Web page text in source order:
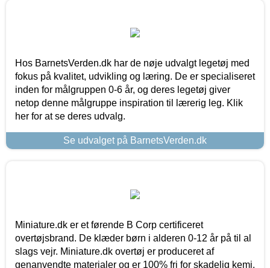
Hos BarnetsVerden.dk har de nøje udvalgt legetøj med
fokus på kvalitet, udvikling og læring. De er specialiseret
inden for målgruppen 0-6 år, og deres legetøj giver
netop denne målgruppe inspiration til lærerig leg. Klik
her for at se deres udvalg.
Se udvalget på BarnetsVerden.dk
Miniature.dk er et førende B Corp certificeret
overtøjsbrand. De klæder børn i alderen 0-12 år på til al
slags vejr. Miniature.dk overtøj er produceret af
genanvendte materialer og er 100% fri for skadelig kemi.